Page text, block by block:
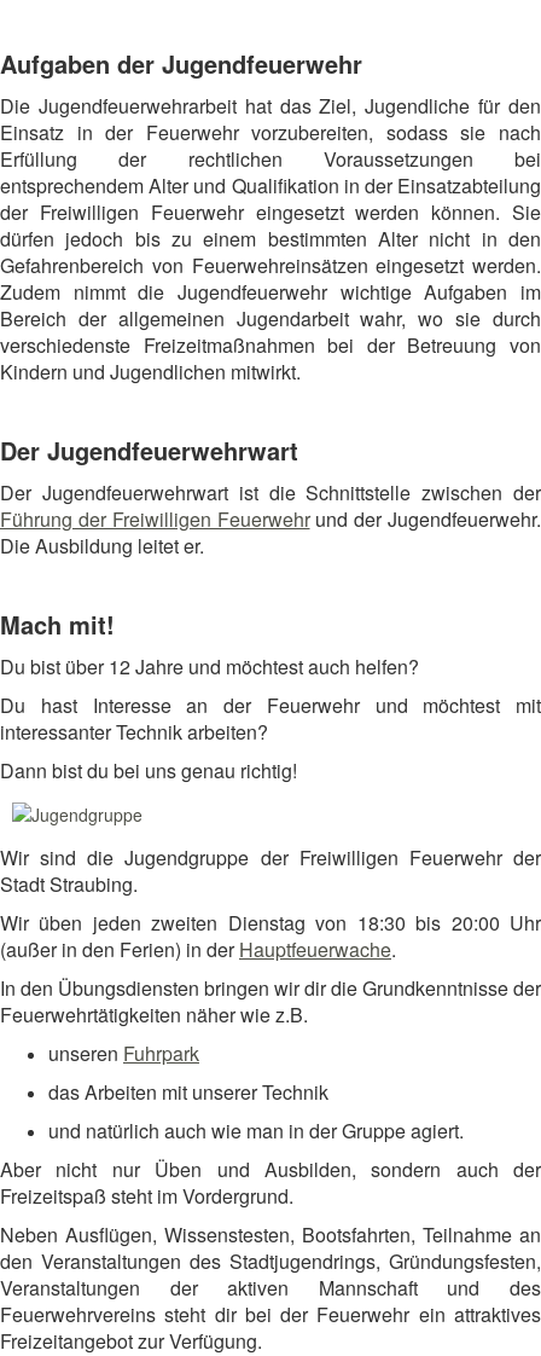
Aufgaben der Jugendfeuerwehr
Die Jugendfeuerwehrarbeit hat das Ziel, Jugendliche für den
Einsatz in der Feuerwehr vorzubereiten, sodass sie nach
Erfüllung der rechtlichen Voraussetzungen bei
entsprechendem Alter und Qualifikation in der Einsatzabteilung
der Freiwilligen Feuerwehr eingesetzt werden können. Sie
dürfen jedoch bis zu einem bestimmten Alter nicht in den
Gefahrenbereich von Feuerwehreinsätzen eingesetzt werden.
Zudem nimmt die Jugendfeuerwehr wichtige Aufgaben im
Bereich der allgemeinen Jugendarbeit wahr, wo sie durch
verschiedenste Freizeitmaßnahmen bei der Betreuung von
Kindern und Jugendlichen mitwirkt.
Der Jugendfeuerwehrwart
Der Jugendfeuerwehrwart ist die Schnittstelle zwischen der
Führung der Freiwilligen Feuerwehrund der Jugendfeuerwehr.
Die Ausbildung leitet er.
Mach mit!
Du bist über 12 Jahre und möchtest auch helfen?
Du hast Interesse an der Feuerwehr und möchtest mit
interessanter Technik arbeiten?
Dann bist du bei uns genau richtig!
Wir sind die Jugendgruppe der Freiwilligen Feuerwehr der
Stadt Straubing.
Wir üben jeden zweiten Dienstag von 18:30 bis 20:00 Uhr
(außer in den Ferien) in derHauptfeuerwache.
In den Übungsdiensten bringen wir dir die Grundkenntnisse der
Feuerwehrtätigkeiten näher wie z.B.
unseren Fuhrpark
das Arbeiten mit unserer Technik
und natürlich auch wie man in der Gruppe agiert.
Aber nicht nur Üben und Ausbilden, sondern auch der
Freizeitspaß steht im Vordergrund.
Neben Ausflügen, Wissenstesten, Bootsfahrten, Teilnahme an
den Veranstaltungen des Stadtjugendrings, Gründungsfesten,
Veranstaltungen der aktiven Mannschaft und des
Feuerwehrvereins steht dir bei der Feuerwehr ein attraktives
Freizeitangebot zur Verfügung.